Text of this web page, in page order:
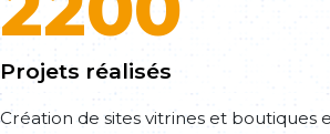
Projets réalisés
Création de sites vitrines et boutiques